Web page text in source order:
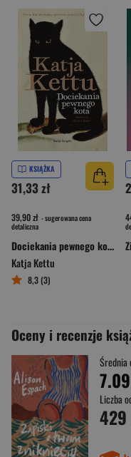
KSIĄŻKA
31,33 zł
39,90 zł - sugerowana cena
detaliczna
Dociekania pewnego kota
Katja Kettu
8,3 (3)
Oceny i recenzje
Średnia
7.09
Liczba
429